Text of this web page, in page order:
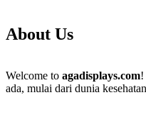
About Us
Welcome to agadisplays.com!
ada, mulai dari dunia